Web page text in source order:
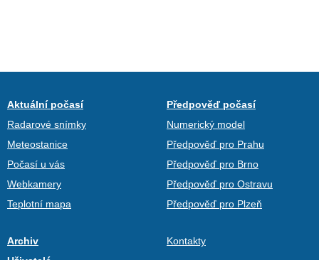
Aktuální počasí
Radarové snímky
Meteostanice
Počasí u vás
Webkamery
Teplotní mapa
Předpověď počasí
Numerický model
Předpověď pro Prahu
Předpověď pro Brno
Předpověď pro Ostravu
Předpověď pro Plzeň
Archiv
Kontakty